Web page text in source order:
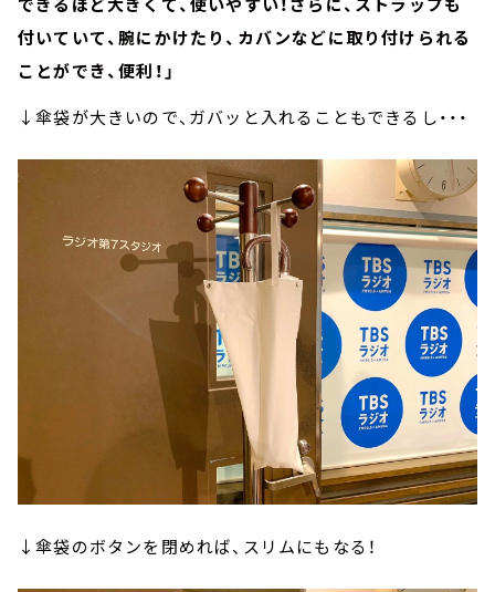
付いていて、腕にかけたり、カバンなどに取り付けられる
ことができ、便利！」
↓傘袋が大きいので、ガバッと入れることもできるし・・・
↓傘袋のボタンを閉めれば、スリムにもなる！